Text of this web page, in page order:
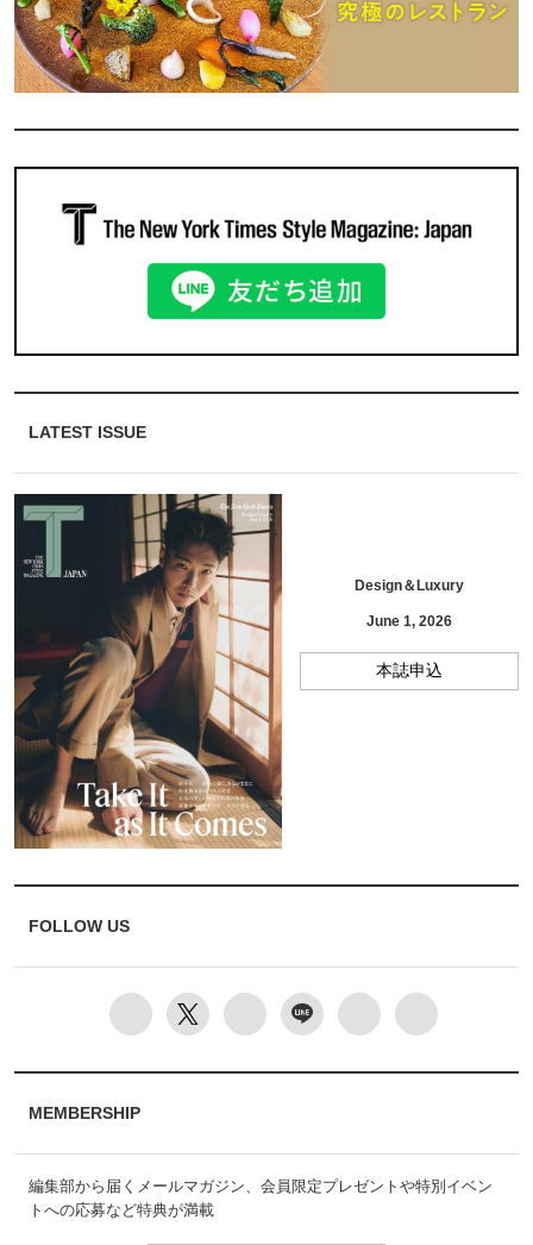
LATEST ISSUE
Design＆Luxury
June 1, 2026
本誌申込
FOLLOW US
MEMBERSHIP
編集部から届くメールマガジン、会員限定プレゼントや特別イベン
トへの応募など特典が満載